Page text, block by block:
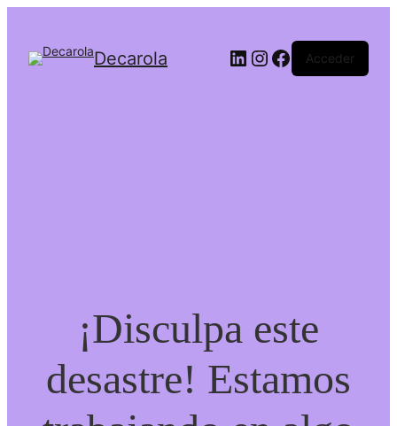
Decarola Acceder
¡Disculpa este
desastre! Estamos